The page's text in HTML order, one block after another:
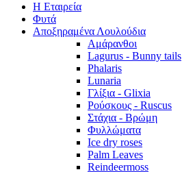
Η Εταιρεία
Φυτά
Αποξηραμένα Λουλούδια
Αμάρανθοι
Lagurus - Bunny tails
Phalaris
Lunaria
Γλίξια - Glixia
Ρούσκους - Ruscus
Στάχια - Βρώμη
Φυλλώματα
Ice dry roses
Palm Leaves
Reindeermoss